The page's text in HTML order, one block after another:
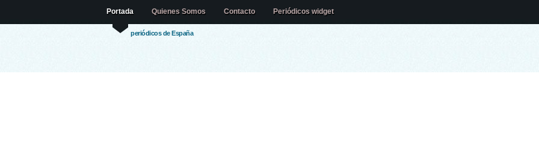
periódicos de España
Portada Quienes Somos Contacto Periódicos widget